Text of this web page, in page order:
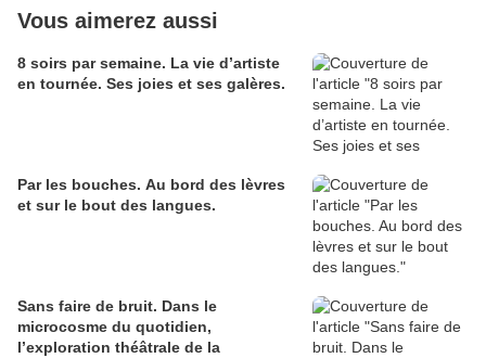
Vous aimerez aussi
8 soirs par semaine. La vie d’artiste
en tournée. Ses joies et ses galères.
Par les bouches. Au bord des lèvres
et sur le bout des langues.
Sans faire de bruit. Dans le
microcosme du quotidien,
l’exploration théâtrale de la